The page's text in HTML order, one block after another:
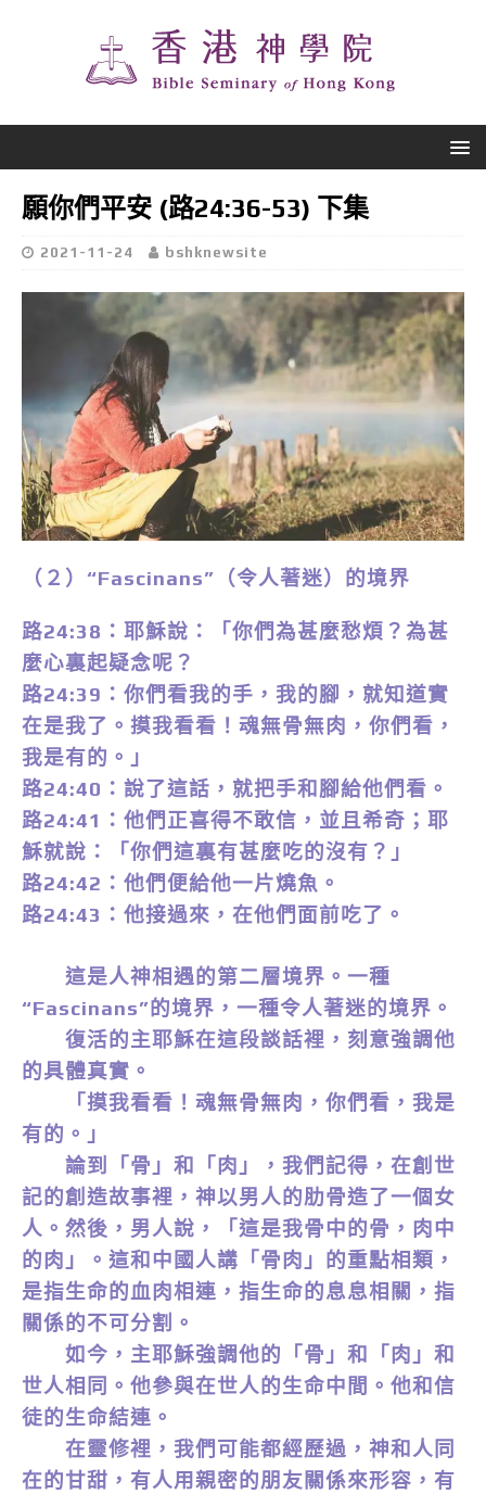
願你們平安 (路24:36-53) 下集
2021-11-24 bshknewsite
（２）“Fascinans”（令人著迷）的境界
路24:38：耶穌說：「你們為甚麼愁煩？為甚
麼心裏起疑念呢？
路24:39：你們看我的手，我的腳，就知道實
在是我了。摸我看看！魂無骨無肉，你們看，
我是有的。」
路24:40：說了這話，就把手和腳給他們看。
路24:41：他們正喜得不敢信，並且希奇；耶
穌就說：「你們這裏有甚麼吃的沒有？」
路24:42：他們便給他一片燒魚。
路24:43：他接過來，在他們面前吃了。
這是人神相遇的第二層境界。一種
“Fascinans”的境界，一種令人著迷的境界。
復活的主耶穌在這段談話裡，刻意強調他
的具體真實。
「摸我看看！魂無骨無肉，你們看，我是
有的。」
論到「骨」和「肉」，我們記得，在創世
記的創造故事裡，神以男人的肋骨造了一個女
人。然後，男人說，「這是我骨中的骨，肉中
的肉」。這和中國人講「骨肉」的重點相類，
是指生命的血肉相連，指生命的息息相關，指
關係的不可分割。
如今，主耶穌強調他的「骨」和「肉」和
世人相同。他參與在世人的生命中間。他和信
徒的生命結連。
在靈修裡，我們可能都經歷過，神和人同
在的甘甜，有人用親密的朋友關係來形容，有